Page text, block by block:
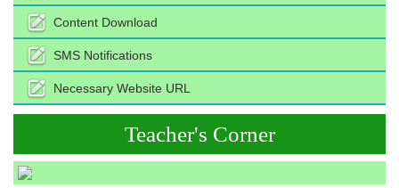
Content Download
SMS Notifications
Necessary Website URL
Teacher's Corner